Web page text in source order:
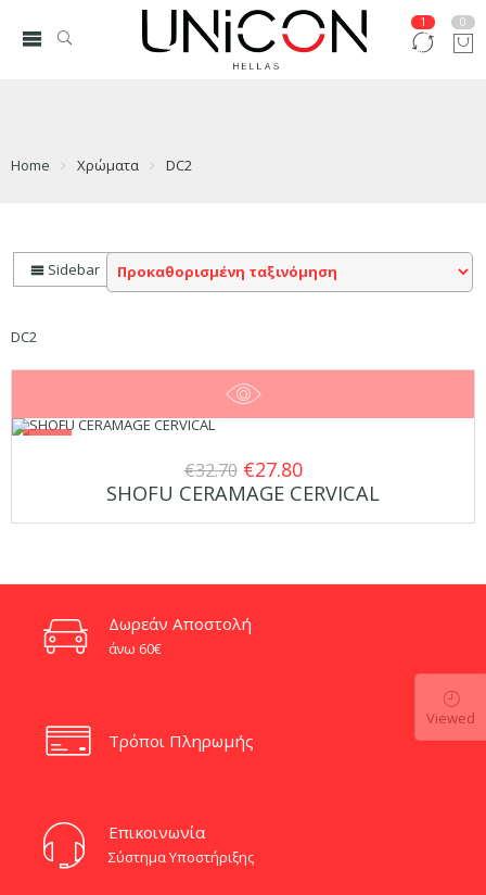
1 0
Home Χρώματα DC2
Sidebar
DC2
SALE
€32.70 Original
price
€27.80Η
τρέχουσα
SHOFU CERAMAGE CERVICAL
Δωρεάν Αποστολή
άνω 60€
Τρόποι Πληρωμής
Eπικοινωνία
Σύστημα Υποστήριξης
Viewed